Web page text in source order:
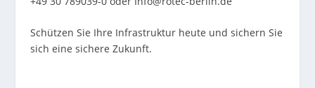
Schützen Sie Ihre Infrastruktur heute und sichern Sie
sich eine sichere Zukunft.